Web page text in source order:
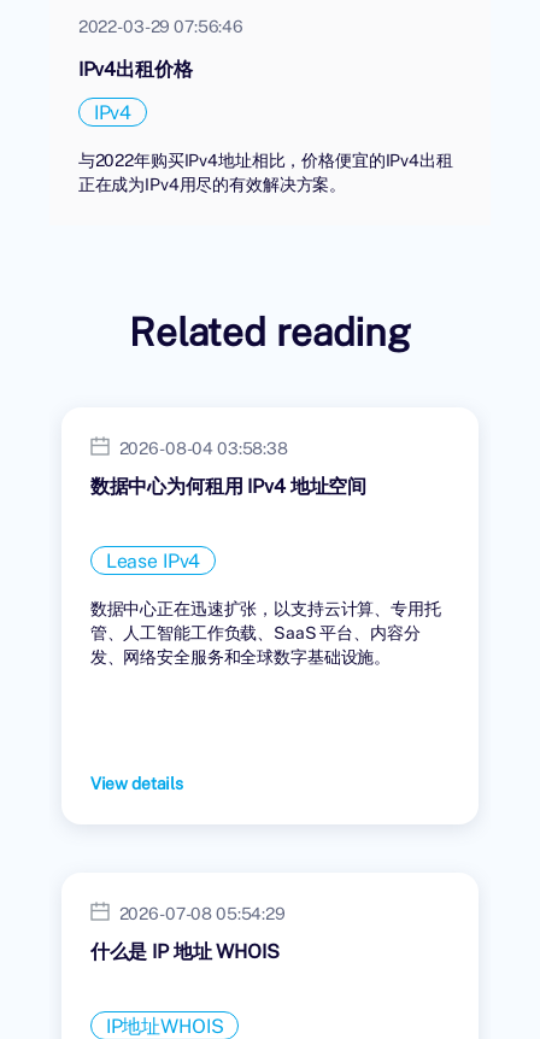
2022-03-29 07:56:46
IPv4出租价格
IPv4
与2022年购买IPv4地址相比，价格便宜的IPv4出租
正在成为IPv4用尽的有效解决方案。
Related reading
2026-08-04 03:58:38
数据中心为何租用 IPv4 地址空间
Lease IPv4
数据中心正在迅速扩张，以支持云计算、专用托
管、人工智能工作负载、SaaS 平台、内容分
发、网络安全服务和全球数字基础设施。
View details
2026-07-08 05:54:29
什么是 IP 地址 WHOIS
IP地址WHOIS